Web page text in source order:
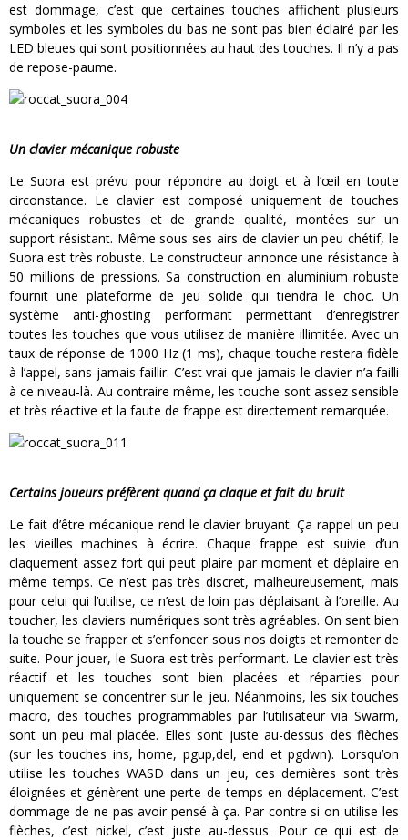
est dommage, c’est que certaines touches affichent plusieurs
symboles et les symboles du bas ne sont pas bien éclairé par les
LED bleues qui sont positionnées au haut des touches. Il n’y a pas
de repose-paume.
Un clavier mécanique robuste
Le Suora est prévu pour répondre au doigt et à l’œil en toute
circonstance. Le clavier est composé uniquement de touches
mécaniques robustes et de grande qualité, montées sur un
support résistant. Même sous ses airs de clavier un peu chétif, le
Suora est très robuste. Le constructeur annonce une résistance à
50 millions de pressions. Sa construction en aluminium robuste
fournit une plateforme de jeu solide qui tiendra le choc. Un
système anti-ghosting performant permettant d’enregistrer
toutes les touches que vous utilisez de manière illimitée. Avec un
taux de réponse de 1000 Hz (1 ms), chaque touche restera fidèle
à l’appel, sans jamais faillir. C’est vrai que jamais le clavier n’a failli
à ce niveau-là. Au contraire même, les touche sont assez sensible
et très réactive et la faute de frappe est directement remarquée.
Certains joueurs préfèrent quand ça claque et fait du bruit
Le fait d’être mécanique rend le clavier bruyant. Ça rappel un peu
les vieilles machines à écrire. Chaque frappe est suivie d’un
claquement assez fort qui peut plaire par moment et déplaire en
même temps. Ce n’est pas très discret, malheureusement, mais
pour celui qui l’utilise, ce n’est de loin pas déplaisant à l’oreille. Au
toucher, les claviers numériques sont très agréables. On sent bien
la touche se frapper et s’enfoncer sous nos doigts et remonter de
suite. Pour jouer, le Suora est très performant. Le clavier est très
réactif et les touches sont bien placées et réparties pour
uniquement se concentrer sur le jeu. Néanmoins, les six touches
macro, des touches programmables par l’utilisateur via Swarm,
sont un peu mal placée. Elles sont juste au-dessus des flèches
(sur les touches ins, home, pgup,del, end et pgdwn). Lorsqu’on
utilise les touches WASD dans un jeu, ces dernières sont très
éloignées et génèrent une perte de temps en déplacement. C’est
dommage de ne pas avoir pensé à ça. Par contre si on utilise les
flèches, c’est nickel, c’est juste au-dessus. Pour ce qui est de